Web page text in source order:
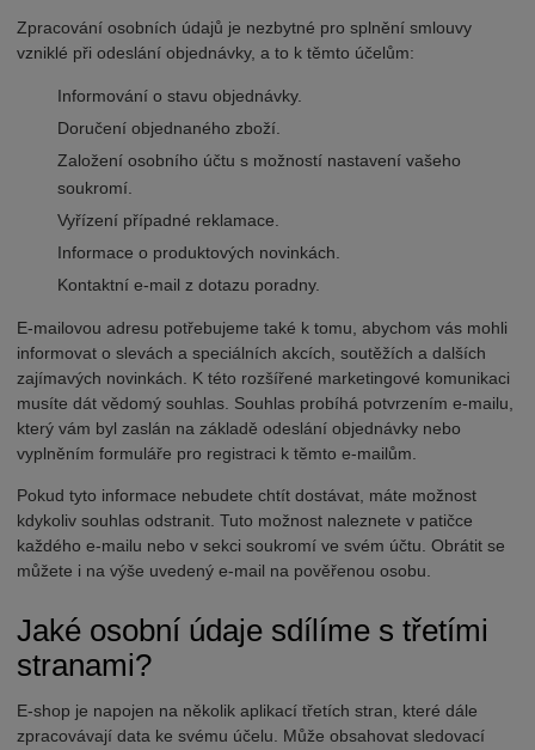
Zpracování osobních údajů je nezbytné pro splnění smlouvy
vzniklé při odeslání objednávky, a to k těmto účelům:
Informování o stavu objednávky.
Doručení objednaného zboží.
Založení osobního účtu s možností nastavení vašeho
soukromí.
Vyřízení případné reklamace.
Informace o produktových novinkách.
Kontaktní e-mail z dotazu poradny.
E-mailovou adresu potřebujeme také k tomu, abychom vás mohli
informovat o slevách a speciálních akcích, soutěžích a dalších
zajímavých novinkách. K této rozšířené marketingové komunikaci
musíte dát vědomý souhlas. Souhlas probíhá potvrzením e-mailu,
který vám byl zaslán na základě odeslání objednávky nebo
vyplněním formuláře pro registraci k těmto e-mailům.
Pokud tyto informace nebudete chtít dostávat, máte možnost
kdykoliv souhlas odstranit. Tuto možnost naleznete v patičce
každého e-mailu nebo v sekci soukromí ve svém účtu. Obrátit se
můžete i na výše uvedený e-mail na pověřenou osobu.
Jaké osobní údaje sdílíme s třetími
stranami?
E-shop je napojen na několik aplikací třetích stran, které dále
zpracovávají data ke svému účelu. Může obsahovat sledovací